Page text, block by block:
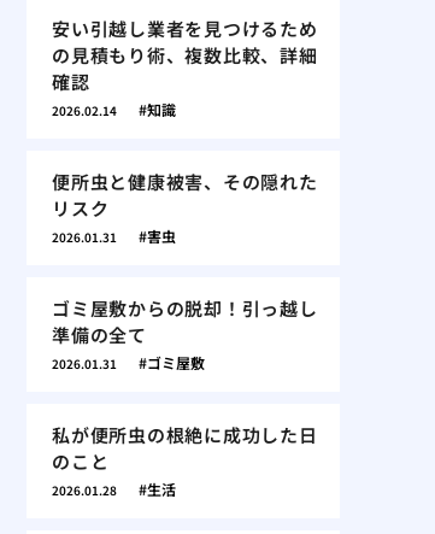
安い引越し業者を見つけるため
の見積もり術、複数比較、詳細
確認
2026.02.14 知識
便所虫と健康被害、その隠れた
リスク
2026.01.31 害虫
ゴミ屋敷からの脱却！引っ越し
準備の全て
2026.01.31 ゴミ屋敷
私が便所虫の根絶に成功した日
のこと
2026.01.28 生活